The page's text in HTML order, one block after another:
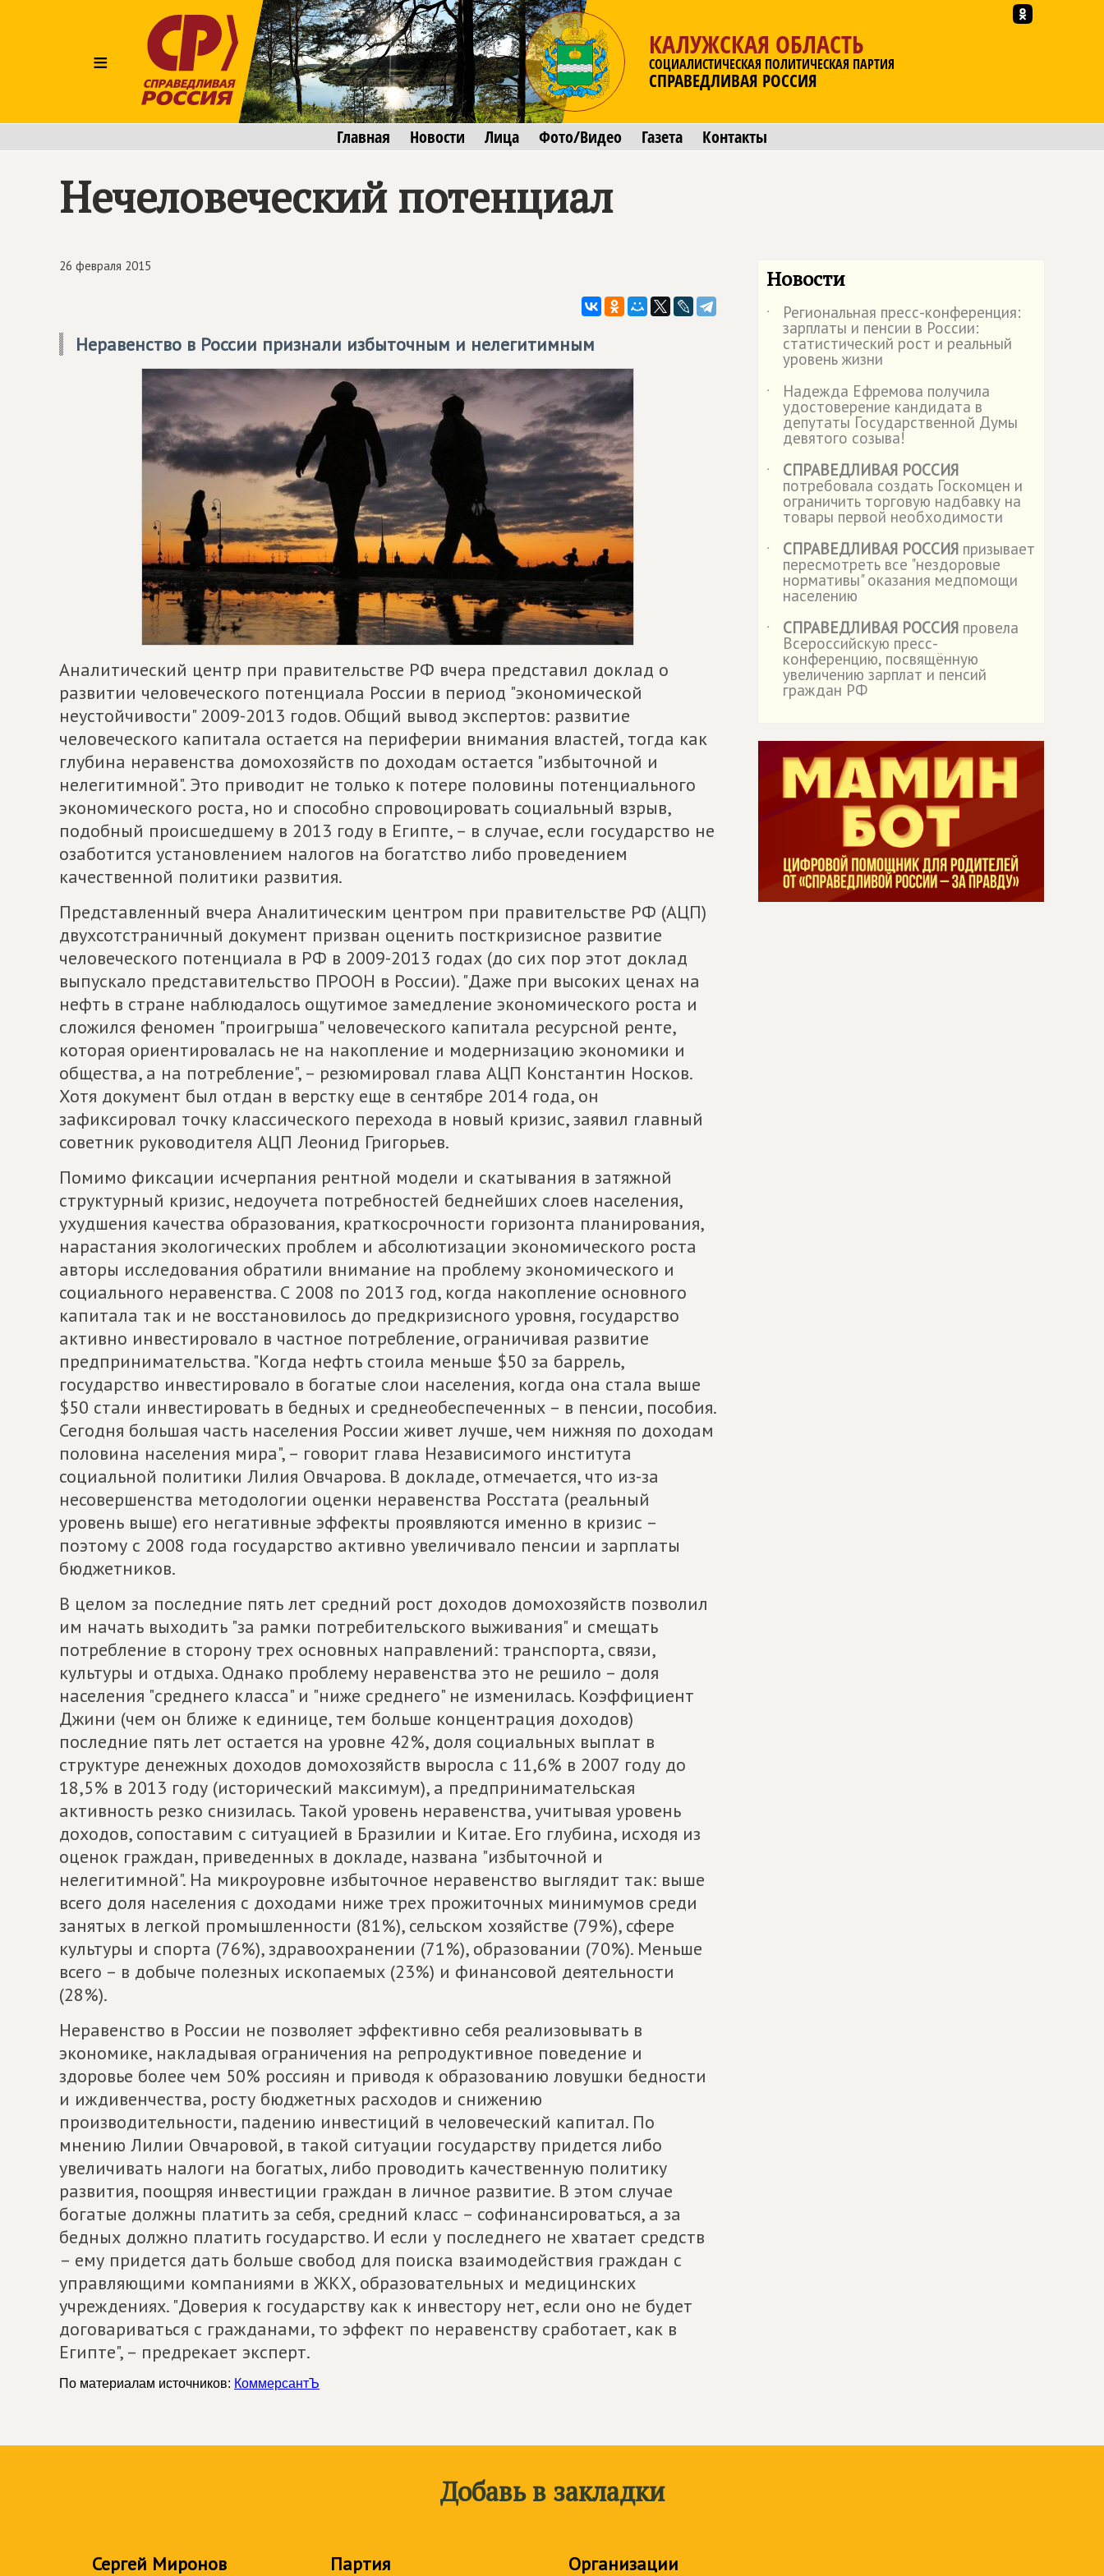
≡
КАЛУЖСКАЯ ОБЛАСТЬ
СОЦИАЛИСТИЧЕСКАЯ ПОЛИТИЧЕСКАЯ ПАРТИЯ
СПРАВЕДЛИВАЯ РОССИЯ
Главная Новости Лица Фото/Видео Газета Контакты
Нечеловеческий потенциал
26 февраля 2015
Неравенство в России признали избыточным и нелегитимным
Аналитический центр при правительстве РФ вчера представил доклад о
развитии человеческого потенциала России в период "экономической
неустойчивости" 2009-2013 годов. Общий вывод экспертов: развитие
человеческого капитала остается на периферии внимания властей, тогда как
глубина неравенства домохозяйств по доходам остается "избыточной и
нелегитимной". Это приводит не только к потере половины потенциального
экономического роста, но и способно спровоцировать социальный взрыв,
подобный происшедшему в 2013 году в Египте, – в случае, если государство не
озаботится установлением налогов на богатство либо проведением
качественной политики развития.
Представленный вчера Аналитическим центром при правительстве РФ (АЦП)
двухсотстраничный документ призван оценить посткризисное развитие
человеческого потенциала в РФ в 2009-2013 годах (до сих пор этот доклад
выпускало представительство ПРООН в России). "Даже при высоких ценах на
нефть в стране наблюдалось ощутимое замедление экономического роста и
сложился феномен "проигрыша" человеческого капитала ресурсной ренте,
которая ориентировалась не на накопление и модернизацию экономики и
общества, а на потребление", – резюмировал глава АЦП Константин Носков.
Хотя документ был отдан в верстку еще в сентябре 2014 года, он
зафиксировал точку классического перехода в новый кризис, заявил главный
советник руководителя АЦП Леонид Григорьев.
Помимо фиксации исчерпания рентной модели и скатывания в затяжной
структурный кризис, недоучета потребностей беднейших слоев населения,
ухудшения качества образования, краткосрочности горизонта планирования,
нарастания экологических проблем и абсолютизации экономического роста
авторы исследования обратили внимание на проблему экономического и
социального неравенства. С 2008 по 2013 год, когда накопление основного
капитала так и не восстановилось до предкризисного уровня, государство
активно инвестировало в частное потребление, ограничивая развитие
предпринимательства. "Когда нефть стоила меньше $50 за баррель,
государство инвестировало в богатые слои населения, когда она стала выше
$50 стали инвестировать в бедных и среднеобеспеченных – в пенсии, пособия.
Сегодня большая часть населения России живет лучше, чем нижняя по доходам
половина населения мира", – говорит глава Независимого института
социальной политики Лилия Овчарова. В докладе, отмечается, что из-за
несовершенства методологии оценки неравенства Росстата (реальный
уровень выше) его негативные эффекты проявляются именно в кризис –
поэтому с 2008 года государство активно увеличивало пенсии и зарплаты
бюджетников.
В целом за последние пять лет средний рост доходов домохозяйств позволил
им начать выходить "за рамки потребительского выживания" и смещать
потребление в сторону трех основных направлений: транспорта, связи,
культуры и отдыха. Однако проблему неравенства это не решило – доля
населения "среднего класса" и "ниже среднего" не изменилась. Коэффициент
Джини (чем он ближе к единице, тем больше концентрация доходов)
последние пять лет остается на уровне 42%, доля социальных выплат в
структуре денежных доходов домохозяйств выросла с 11,6% в 2007 году до
18,5% в 2013 году (исторический максимум), а предпринимательская
активность резко снизилась. Такой уровень неравенства, учитывая уровень
доходов, сопоставим с ситуацией в Бразилии и Китае. Его глубина, исходя из
оценок граждан, приведенных в докладе, названа "избыточной и
нелегитимной". На микроуровне избыточное неравенство выглядит так: выше
всего доля населения с доходами ниже трех прожиточных минимумов среди
занятых в легкой промышленности (81%), сельском хозяйстве (79%), сфере
культуры и спорта (76%), здравоохранении (71%), образовании (70%). Меньше
всего – в добыче полезных ископаемых (23%) и финансовой деятельности
(28%).
Неравенство в России не позволяет эффективно себя реализовывать в
экономике, накладывая ограничения на репродуктивное поведение и
здоровье более чем 50% россиян и приводя к образованию ловушки бедности
и иждивенчества, росту бюджетных расходов и снижению
производительности, падению инвестиций в человеческий капитал. По
мнению Лилии Овчаровой, в такой ситуации государству придется либо
увеличивать налоги на богатых, либо проводить качественную политику
развития, поощряя инвестиции граждан в личное развитие. В этом случае
богатые должны платить за себя, средний класс – софинансироваться, а за
бедных должно платить государство. И если у последнего не хватает средств
– ему придется дать больше свобод для поиска взаимодействия граждан с
управляющими компаниями в ЖКХ, образовательных и медицинских
учреждениях. "Доверия к государству как к инвестору нет, если оно не будет
договариваться с гражданами, то эффект по неравенству сработает, как в
Египте", – предрекает эксперт.
По материалам источников: КоммерсантЪ
Новости
˙ Региональная пресс-конференция:
зарплаты и пенсии в России:
статистический рост и реальный
уровень жизни
˙
Надежда Ефремова получила
удостоверение кандидата в
депутаты Государственной Думы
девятого созыва!
˙
СПРАВЕДЛИВАЯ РОССИЯ
потребовала создать Госкомцен и
ограничить торговую надбавку на
товары первой необходимости
˙
СПРАВЕДЛИВАЯ РОССИЯ призывает
пересмотреть все "нездоровые
нормативы" оказания медпомощи
населению
˙
СПРАВЕДЛИВАЯ РОССИЯ провела
Всероссийскую пресс-
конференцию, посвящённую
увеличению зарплат и пенсий
граждан РФ
Добавь в закладки
Сергей Миронов Партия Организации